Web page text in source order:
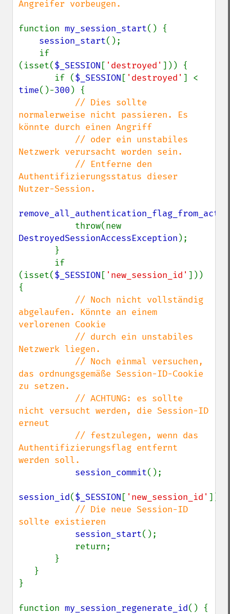
Angreifer vorbeugen.
function my_session_start() {
session_start();
(isset($_SESSION [ 'destroyed' ])) {
       if (
$_SESSION [ 'destroyed'
time()-300 ) {
// Dies sollte
normalerweise nicht passieren. Es
könnte durch einen Angriff
Netzwerk verursacht worden sein.
Authentifizierungsstatus dieser
Nutzer-Session.
DestroyedSessionAccessException );
(isset($_SESSION [ 'new_session_id' ]))
{
// Noch nicht vollständig
abgelaufen. Könnte an einem
verlorenen Cookie
Netzwerk liegen.
das ordnungsgemäße Session-ID-Cookie
zu setzen.
nicht versucht werden, die Session-ID
erneut
Authentifizierungsflag entfernt
werden soll.
session_commit();
session_id($_SESSION [ 'new_session_id' ]);
// Die neue Session-ID
sollte existieren
session_start();
}
function my_session_regenerate_id() {